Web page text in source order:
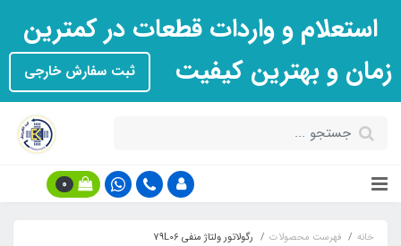
استعلام و واردات قطعات در کمترین
زمان و بهترین کیفیت
ثبت سفارش خارجی
0
خانه فهرست محصولات رگولاتور ولتاژ منفی 79L06